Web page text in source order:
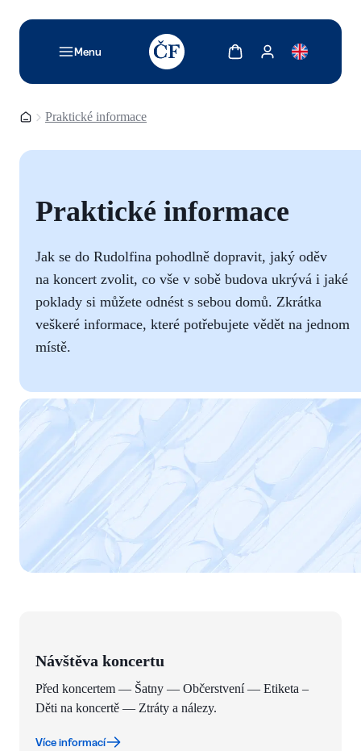
Menu
TODO: Add description for reader
Zobrazit košíkZobrazit můj účet
Domovská stránka
Praktické informace
Praktické informace
Jak se do Rudolfina pohodlně dopravit, jaký oděv
na koncert zvolit, co vše v sobě budova ukrývá i jaké
poklady si můžete odnést s sebou domů. Zkrátka
veškeré informace, které potřebujete vědět na jednom
místě.
Návštěva koncertu
Před koncertem — Šatny — Občerstvení — Etiketa –
Děti na koncertě — Ztráty a nálezy.
Více informací